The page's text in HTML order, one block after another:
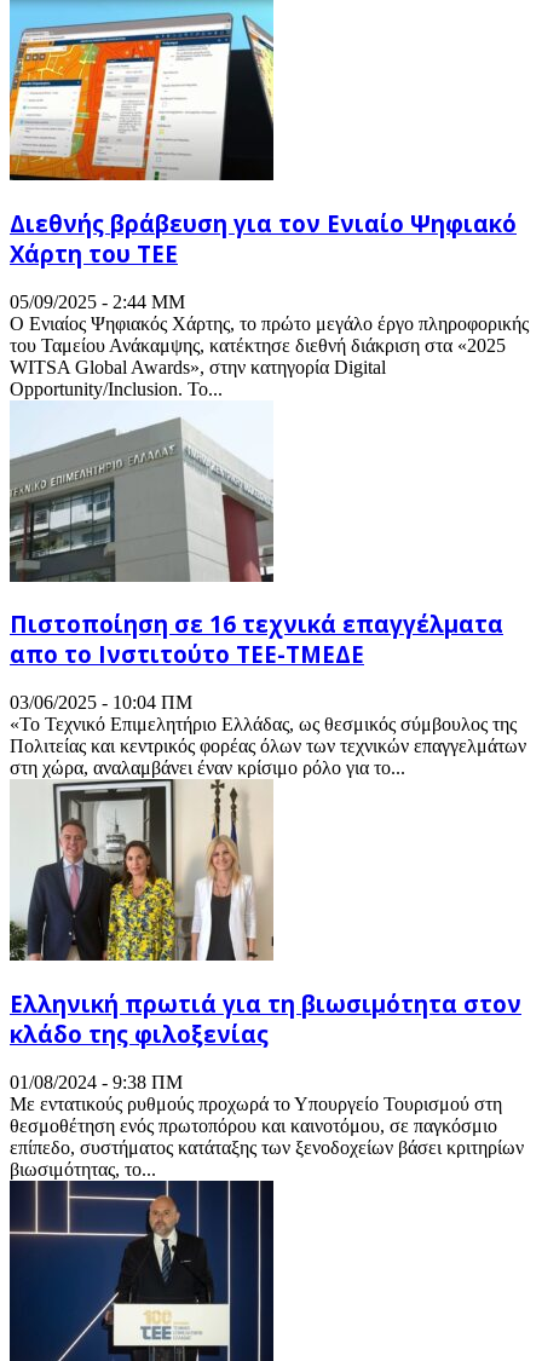
Διεθνής βράβευση για τον Ενιαίο Ψηφιακό
Χάρτη του ΤΕΕ
05/09/2025 - 2:44 ΜΜ
Ο Ενιαίος Ψηφιακός Χάρτης, το πρώτο μεγάλο έργο πληροφορικής
του Ταμείου Ανάκαμψης, κατέκτησε διεθνή διάκριση στα «2025
WITSA Global Awards», στην κατηγορία Digital
Opportunity/Inclusion. Το...
Πιστοποίηση σε 16 τεχνικά επαγγέλματα
απο το Ινστιτούτο ΤΕΕ-ΤΜΕΔΕ
03/06/2025 - 10:04 ΠΜ
«Το Τεχνικό Επιμελητήριο Ελλάδας, ως θεσμικός σύμβουλος της
Πολιτείας και κεντρικός φορέας όλων των τεχνικών επαγγελμάτων
στη χώρα, αναλαμβάνει έναν κρίσιμο ρόλο για το...
Ελληνική πρωτιά για τη βιωσιμότητα στον
κλάδο της φιλοξενίας
01/08/2024 - 9:38 ΠΜ
Με εντατικούς ρυθμούς προχωρά το Υπουργείο Τουρισμού στη
θεσμοθέτηση ενός πρωτοπόρου και καινοτόμου, σε παγκόσμιο
επίπεδο, συστήματος κατάταξης των ξενοδοχείων βάσει κριτηρίων
βιωσιμότητας, το...